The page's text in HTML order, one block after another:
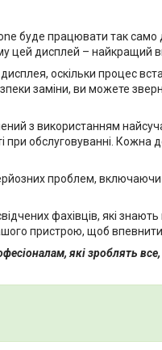
буде працювати так само
цей дисплей – найкращий
оскільки процес
заміни, ви можете
з використанням
при обслуговуванні.
проблем, включаючи
фахівців, які
пристрою, щоб
які зроблять